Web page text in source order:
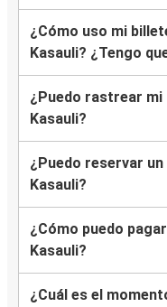
¿Cómo uso mi
Kasauli? ¿Tengo
¿Puedo rastrear mi
Kasauli?
¿Puedo reservar
Kasauli?
¿Cómo puedo
Kasauli?
¿Cuál es el